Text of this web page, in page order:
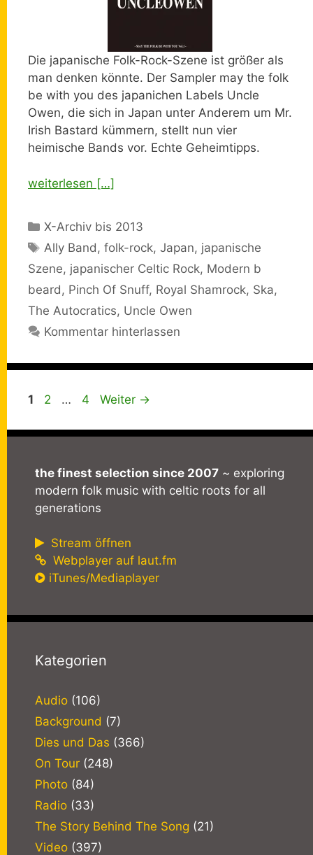
Die japanische Folk-Rock-Szene ist größer als
man denken könnte. Der Sampler may the folk
be with you des japanichen Labels Uncle
Owen, die sich in Japan unter Anderem um Mr.
Irish Bastard kümmern, stellt nun vier
heimische Bands vor. Echte Geheimtipps.
weiterlesen […]
Kategorien
X-Archiv bis 2013
Schlagwörter
Ally Band ,folk-rock,Japan, japanische
Szene, japanischer Celtic Rock, Modern b
beard , Pinch Of Snuff, Royal Shamrock, Ska,
The Autocratics, Uncle Owen
Kommentar hinterlassen
Seite
1 Seite
2 … Seite
4 Weiter →
the finest selection since 2007 ~ exploring
modern folk music with celtic roots for all
generations
Stream öffnen
Webplayer auf laut.fm
iTunes/Mediaplayer
Kategorien
Audio (106)
Background (7)
Dies und Das (366)
On Tour (248)
Photo (84)
Radio (33)
The Story Behind The Song (21)
Video (397)